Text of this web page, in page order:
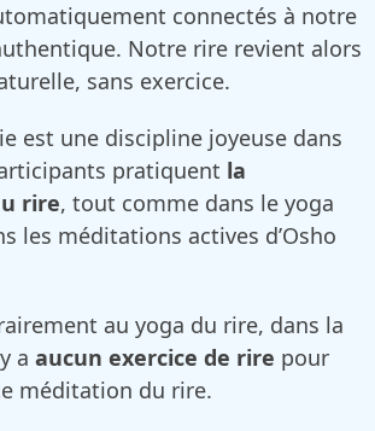
connectés à notre
Notre rire revient alors
sans exercice.
est une discipline joyeuse dans
pratiquent la
rire, tout comme dans le yoga
les méditations actives d’Osho
au yoga du rire, dans la
aaucun exercice de rire pour
méditation du rire.